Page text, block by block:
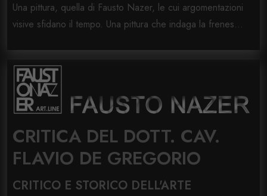
Una pittura, quella di Fausto Nazer, le cui argomentazioni
visive sfidano il tempo. Una pittura che indaga la frenes...
CRITICA DEL DOTT. CAV.
FLAVIO DE GREGORIO
CRITICO E STORICO DELL'ARTE